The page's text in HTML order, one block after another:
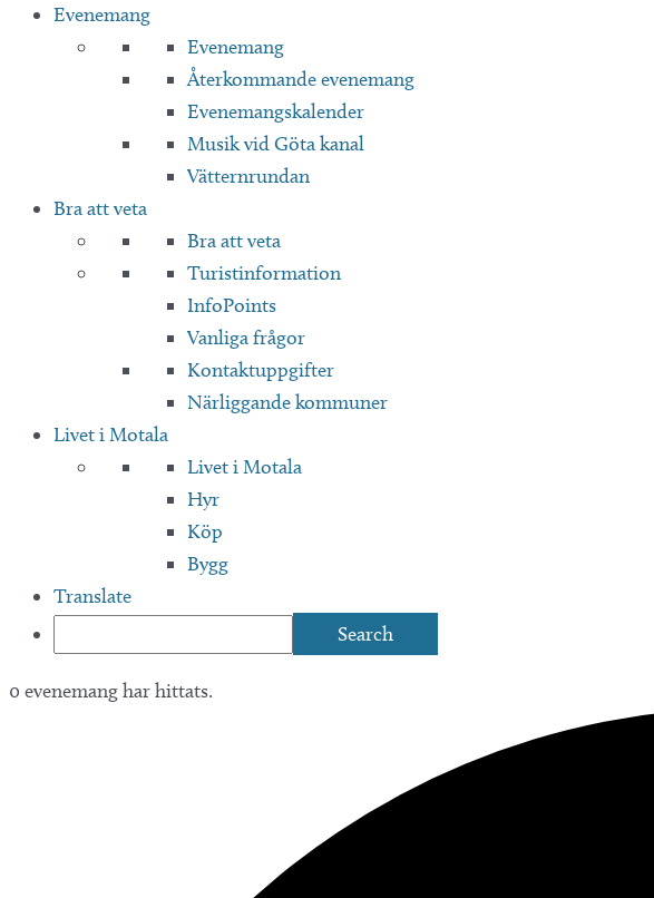
Evenemang
Evenemang
Återkommande evenemang
Evenemangskalender
Musik vid Göta kanal
Vätternrundan
Bra att veta
Bra att veta
Turistinformation
InfoPoints
Vanliga frågor
Kontaktuppgifter
Närliggande kommuner
Livet i Motala
Livet i Motala
Hyr
Köp
Bygg
Translate
0 evenemang har hittats.